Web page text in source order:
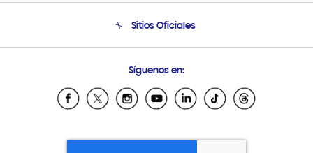
Condiciones de Compra
Soporte vía eMail
Sitios Oficiales
Samsung Ecuador
Samsung El Salvador
Samsung Honduras
Síguenos en: